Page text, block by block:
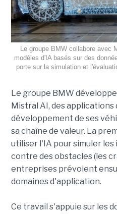
Le groupe BMW collabore avec
modèles d'IA basés sur des
porte sur la simulation et
Le groupe BMW
Mistral AI, des applications
développement de ses
sa chaîne de valeur. La
utiliser l'IA pour simuler les
contre des obstacles (les
entreprises prévoient
domaines d'application.
Ce travail s'appuie sur les